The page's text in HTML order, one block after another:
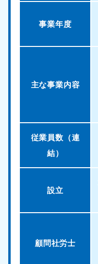
事業年度
主な事業内容
従業員数（連
結）
設立
顧問社労士